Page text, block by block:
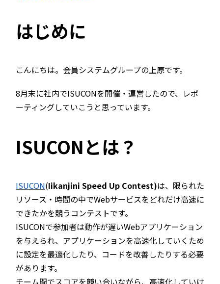
はじめに
こんにちは。会員システムグループの上原です。
8月末に社内でISUCONを開催・運営したので、レポ
ーティングしていこうと思っています。
ISUCONとは？
ISUCON(Iikanjini Speed Up Contest)は、限られた
リソース・時間の中でWebサービスをどれだけ高速に
できたかを競うコンテストです。
ISUCONで参加者は動作が遅いWebアプリケーション
を与えられ、アプリケーションを高速化していくため
に設定を最適化したり、コードを改善したりする必要
があります。
チーム間でスコアを競い合いながら、高速化していけ